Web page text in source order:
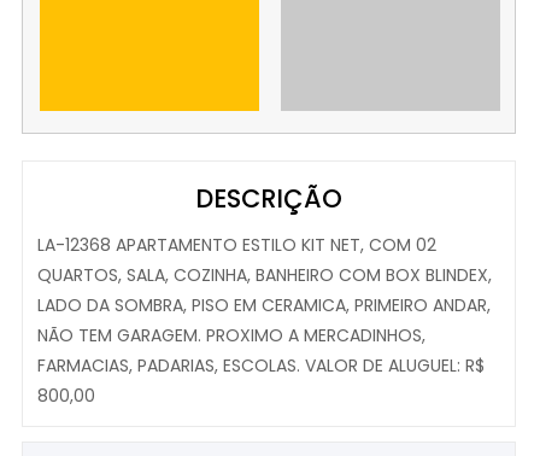
DESCRIÇÃO
LA-12368 APARTAMENTO ESTILO KIT NET, COM 02
QUARTOS, SALA, COZINHA, BANHEIRO COM BOX BLINDEX,
LADO DA SOMBRA, PISO EM CERAMICA, PRIMEIRO ANDAR,
NÃO TEM GARAGEM. PROXIMO A MERCADINHOS,
FARMACIAS, PADARIAS, ESCOLAS. VALOR DE ALUGUEL: R$
800,00